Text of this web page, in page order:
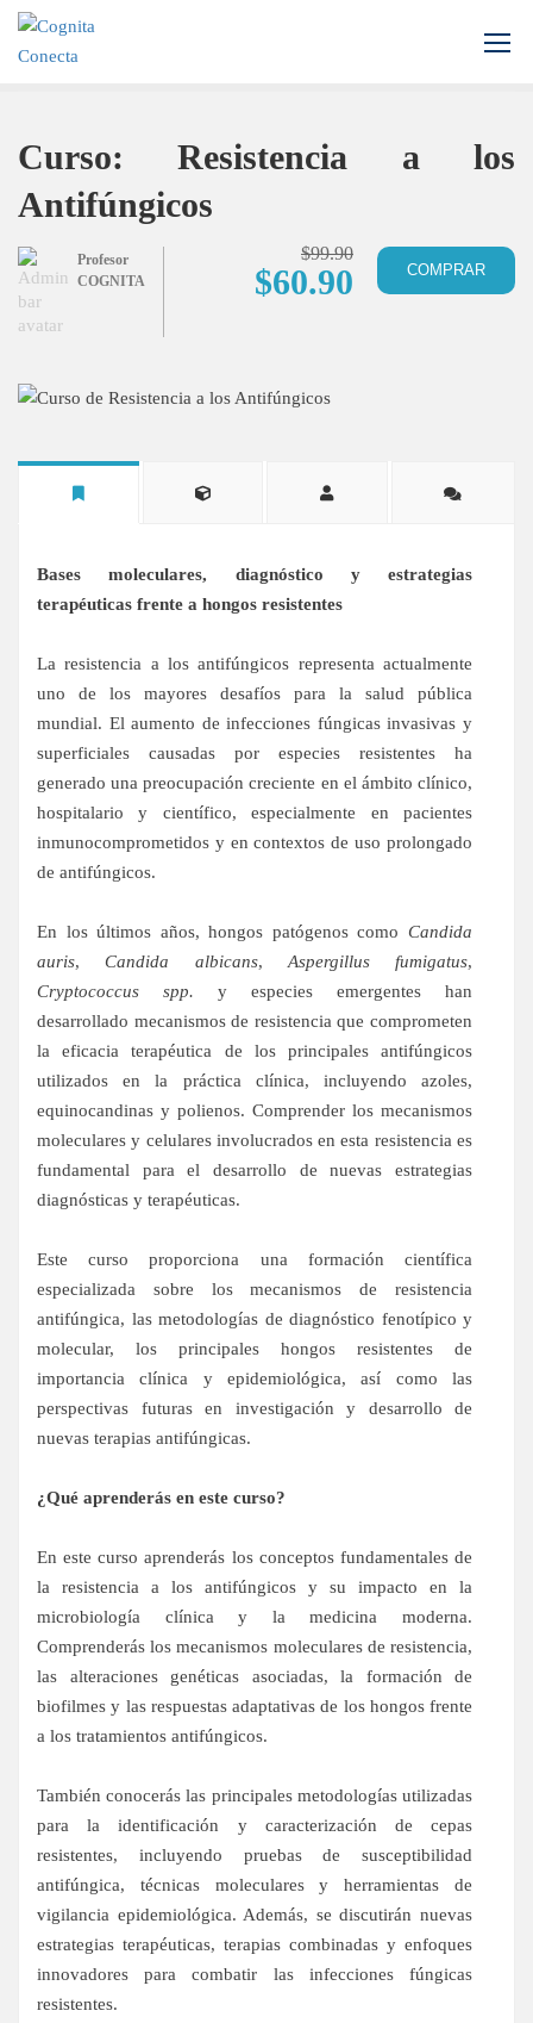
Inicio
Curso: Resistencia a los Antifúngicos
Curso: Resistencia a los
Antifúngicos
Profesor
COGNITA
$99.90
$60.90 COMPRAR
Bases moleculares, diagnóstico y estrategias
terapéuticas frente a hongos resistentes
La resistencia a los antifúngicos representa actualmente
uno de los mayores desafíos para la salud pública
mundial. El aumento de infecciones fúngicas invasivas y
superficiales causadas por especies resistentes ha
generado una preocupación creciente en el ámbito clínico,
hospitalario y científico, especialmente en pacientes
inmunocomprometidos y en contextos de uso prolongado
de antifúngicos.
En los últimos años, hongos patógenos como Candida
auris,Candida albicans, Aspergillus fumigatus,
Cryptococcus spp. y especies emergentes han
desarrollado mecanismos de resistencia que comprometen
la eficacia terapéutica de los principales antifúngicos
utilizados en la práctica clínica, incluyendo azoles,
equinocandinas y polienos. Comprender los mecanismos
moleculares y celulares involucrados en esta resistencia es
fundamental para el desarrollo de nuevas estrategias
diagnósticas y terapéuticas.
Este curso proporciona una formación científica
especializada sobre los mecanismos de resistencia
antifúngica, las metodologías de diagnóstico fenotípico y
molecular, los principales hongos resistentes de
importancia clínica y epidemiológica, así como las
perspectivas futuras en investigación y desarrollo de
nuevas terapias antifúngicas.
¿Qué aprenderás en este curso?
En este curso aprenderás los conceptos fundamentales de
la resistencia a los antifúngicos y su impacto en la
microbiología clínica y la medicina moderna.
Comprenderás los mecanismos moleculares de resistencia,
las alteraciones genéticas asociadas, la formación de
biofilmes y las respuestas adaptativas de los hongos frente
a los tratamientos antifúngicos.
También conocerás las principales metodologías utilizadas
para la identificación y caracterización de cepas
resistentes, incluyendo pruebas de susceptibilidad
antifúngica, técnicas moleculares y herramientas de
vigilancia epidemiológica. Además, se discutirán nuevas
estrategias terapéuticas, terapias combinadas y enfoques
innovadores para combatir las infecciones fúngicas
resistentes.